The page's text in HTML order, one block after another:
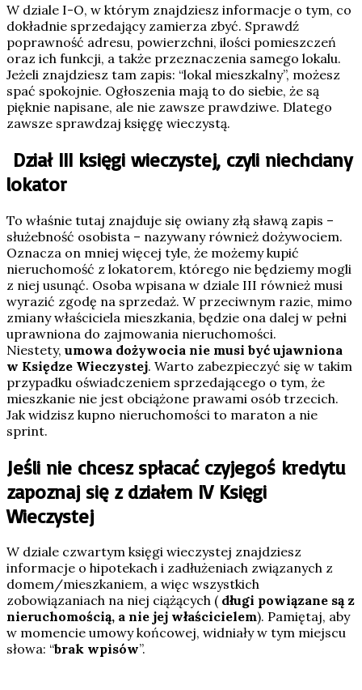
W dziale I-O, w którym znajdziesz informacje o tym, co
dokładnie sprzedający zamierza zbyć. Sprawdź
poprawność adresu, powierzchni, ilości pomieszczeń
oraz ich funkcji, a także przeznaczenia samego lokalu.
Jeżeli znajdziesz tam zapis: “lokal mieszkalny”, możesz
spać spokojnie. Ogłoszenia mają to do siebie, że są
pięknie napisane, ale nie zawsze prawdziwe. Dlatego
zawsze sprawdzaj księgę wieczystą.
Dział III księgi wieczystej, czyli niechciany
lokator
To właśnie tutaj znajduje się owiany złą sławą zapis –
służebność osobista – nazywany również dożywociem.
Oznacza on mniej więcej tyle, że możemy kupić
nieruchomość z lokatorem, którego nie będziemy mogli
z niej usunąć. Osoba wpisana w dziale III również musi
wyrazić zgodę na sprzedaż. W przeciwnym razie, mimo
zmiany właściciela mieszkania, będzie ona dalej w pełni
uprawniona do zajmowania nieruchomości.
Niestety,umowa dożywocia nie musi być ujawniona
w Księdze Wieczystej. Warto zabezpieczyć się w takim
przypadku oświadczeniem sprzedającego o tym, że
mieszkanie nie jest obciążone prawami osób trzecich.
Jak widzisz kupno nieruchomości to maraton a nie
sprint.
Jeśli nie chcesz spłacać czyjegoś kredytu
zapoznaj się z działem IV Księgi
Wieczystej
W dziale czwartym księgi wieczystej znajdziesz
informacje o hipotekach i zadłużeniach związanych z
domem/mieszkaniem, a więc wszystkich
zobowiązaniach na niej ciążących ( długi powiązane są z
nieruchomością, a nie jej właścicielem). Pamiętaj, aby
w momencie umowy końcowej, widniały w tym miejscu
słowa: “brak wpisów”.